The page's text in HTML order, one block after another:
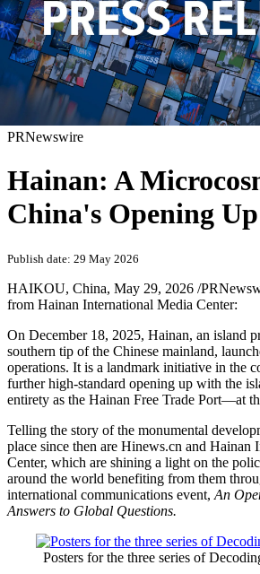
PRNewswire
Hainan: A
China's Opening Up
Publish date: 29 May 2026
HAIKOU, China, May 29, 2026 /
from Hainan International Media Center:
On December 18, 2025, Hainan, an island
southern tip of the Chinese mainland,
operations. It is a landmark initiative in the
further high-standard opening up with the
entirety as the Hainan Free Trade Port—at
Telling the story of the monumental
place since then are Hinews.cn and Hainan
Center, which are shining a light on the
around the world benefiting from them
international communications event, An
Answers to Global Questions.
Posters for the three series of